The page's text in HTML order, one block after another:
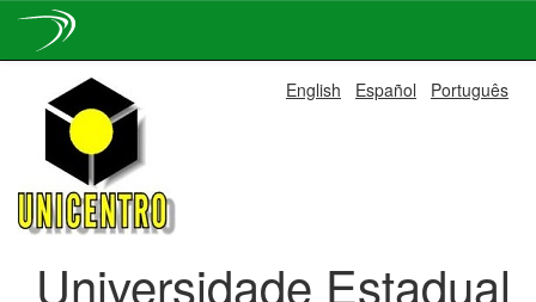
navigation
English Español Português
Universidade Estadual